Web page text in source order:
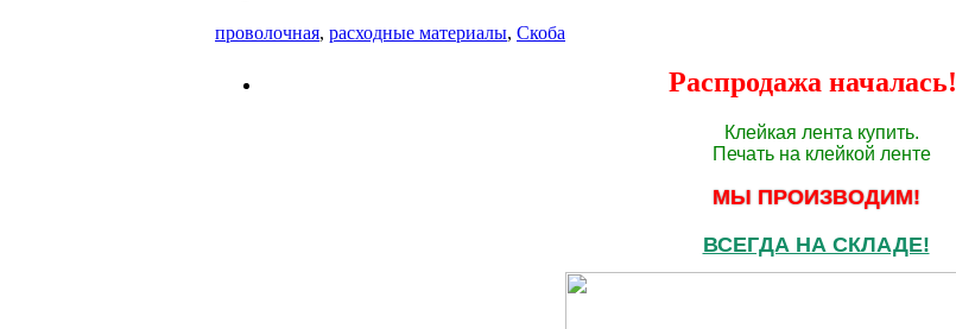
проволочная, расходные материалы, Скоба
Распродажа
Клейкая лента купить.
Печать на клейкой ленте
МЫ ПРОИЗВОДИМ!
ВСЕГДА НА СКЛАДЕ!